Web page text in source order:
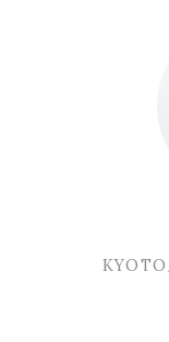
KYOTO